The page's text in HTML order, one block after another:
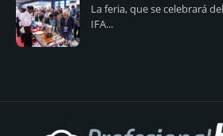
La feria, que se celebrará
IFA...